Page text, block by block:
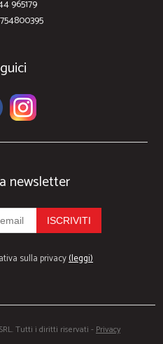
965179
newsletter
sulla privacy(leggi)
Tutti i diritti riservati -Privacy